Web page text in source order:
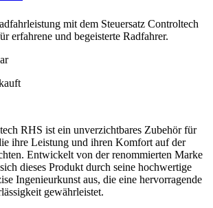
mit dem Steuersatz Controltech
erfahrene und begeisterte Radfahrer.
RHS ist ein unverzichtbares Zubehör für
ihre Leistung und ihren Komfort auf der
Entwickelt von der renommierten Marke
dieses Produkt durch seine hochwertige
Ingenieurkunst aus, die eine hervorragende
gewährleistet.